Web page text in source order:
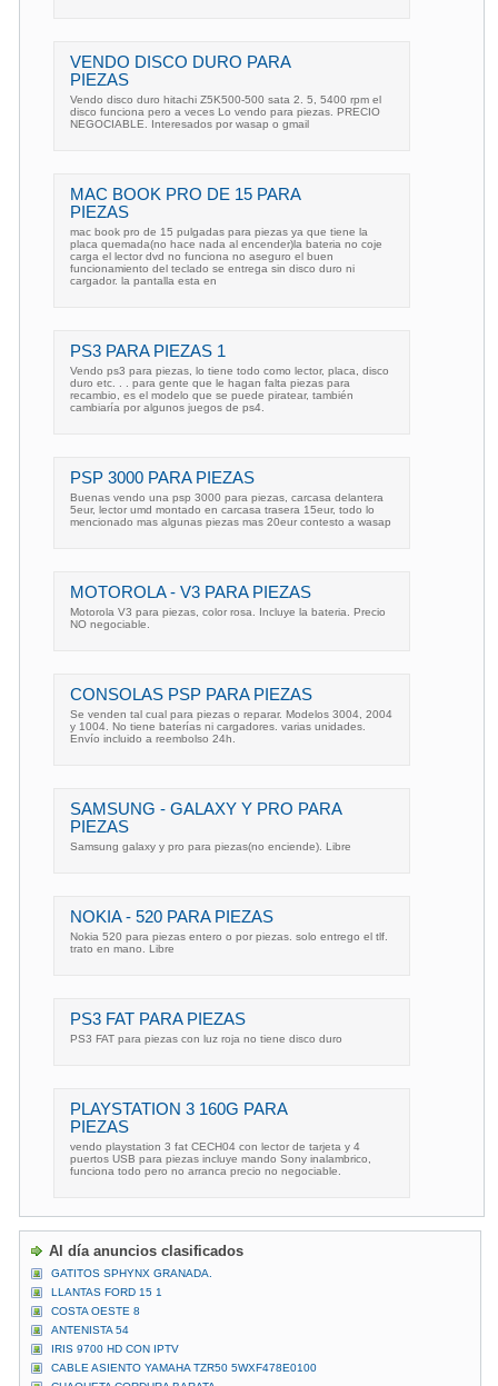
VENDO DISCO DURO PARA
PIEZAS
Vendo disco duro hitachi Z5K500-500 sata 2. 5, 5400 rpm el
disco funciona pero a veces Lo vendo para piezas. PRECIO
NEGOCIABLE. Interesados por wasap o gmail
MAC BOOK PRO DE 15 PARA
PIEZAS
mac book pro de 15 pulgadas para piezas ya que tiene la
placa quemada(no hace nada al encender)la bateria no coje
carga el lector dvd no funciona no aseguro el buen
funcionamiento del teclado se entrega sin disco duro ni
cargador. la pantalla esta en
PS3 PARA PIEZAS 1
Vendo ps3 para piezas, lo tiene todo como lector, placa, disco
duro etc. . . para gente que le hagan falta piezas para
recambio, es el modelo que se puede piratear, también
cambiaría por algunos juegos de ps4.
PSP 3000 PARA PIEZAS
Buenas vendo una psp 3000 para piezas, carcasa delantera
5eur, lector umd montado en carcasa trasera 15eur, todo lo
mencionado mas algunas piezas mas 20eur contesto a wasap
MOTOROLA - V3 PARA PIEZAS
Motorola V3 para piezas, color rosa. Incluye la bateria. Precio
NO negociable.
CONSOLAS PSP PARA PIEZAS
Se venden tal cual para piezas o reparar. Modelos 3004, 2004
y 1004. No tiene baterías ni cargadores. varias unidades.
Envío incluido a reembolso 24h.
SAMSUNG - GALAXY Y PRO PARA
PIEZAS
Samsung galaxy y pro para piezas(no enciende). Libre
NOKIA - 520 PARA PIEZAS
Nokia 520 para piezas entero o por piezas. solo entrego el tlf.
trato en mano. Libre
PS3 FAT PARA PIEZAS
PS3 FAT para piezas con luz roja no tiene disco duro
PLAYSTATION 3 160G PARA
PIEZAS
vendo playstation 3 fat CECH04 con lector de tarjeta y 4
puertos USB para piezas incluye mando Sony inalambrico,
funciona todo pero no arranca precio no negociable.
Al día anuncios clasificados
GATITOS SPHYNX GRANADA.
LLANTAS FORD 15 1
COSTA OESTE 8
ANTENISTA 54
IRIS 9700 HD CON IPTV
CABLE ASIENTO YAMAHA TZR50 5WXF478E0100